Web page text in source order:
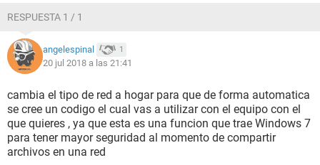
RESPUESTA 1 / 1
angelespinal 1
20 jul 2018 a las 21:41
cambia el tipo de red a hogar para que de forma automatica
se cree un codigo el cual vas a utilizar con el equipo con el
que quieres , ya que esta es una funcion que trae Windows 7
para tener mayor seguridad al momento de compartir
archivos en una red